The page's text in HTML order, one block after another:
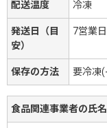
配送温度 冷凍
発送日（目
安）
7営業
保存の方法 要冷凍
食品関連事業者の氏